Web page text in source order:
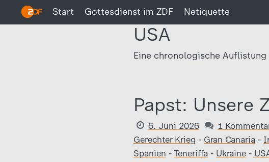
Start Gottesdienst im ZDF Netiquette
USA
Eine chronologische
Papst: Unsere
6. Juni 2026 1
Gerechter Krieg - Gran Canaria -
Spanien - Teneriffa - Ukraine -